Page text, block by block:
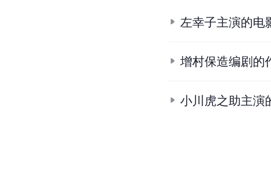
左幸子主演的电
增村保造编剧的
小川虎之助主演